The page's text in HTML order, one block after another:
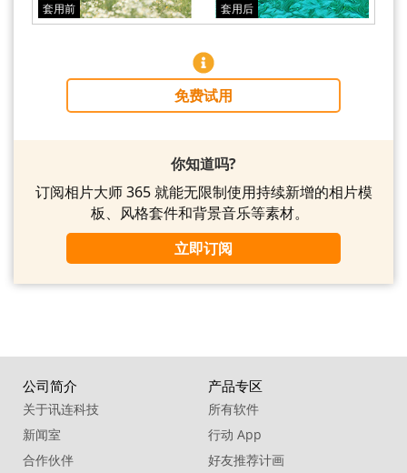
套用前 套用后
免费试用
你知道吗?
订阅相片大师 365 就能无限制使用持续新增的相片模
板、风格套件和背景音乐等素材。
立即订阅
公司简介
关于讯连科技
新闻室
合作伙伴
产品专区
所有软件
行动 App
好友推荐计画